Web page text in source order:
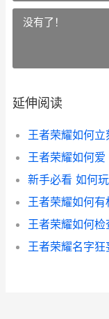
没有了！
延伸阅读
新手必看 如何
王者荣耀如何